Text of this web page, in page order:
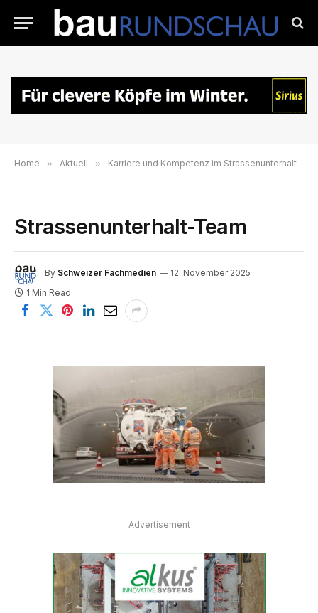
Home » Aktuell » Karriere und Kompetenz im Strassenunterhalt
Strassenunterhalt-Team
By Schweizer Fachmedien
12. November 2025
1 Min Read
Advertisement